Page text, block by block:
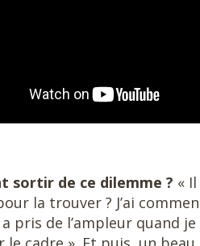
sortir de ce dilemme ? «
la trouver ? J’ai
pris de l’ampleur quand